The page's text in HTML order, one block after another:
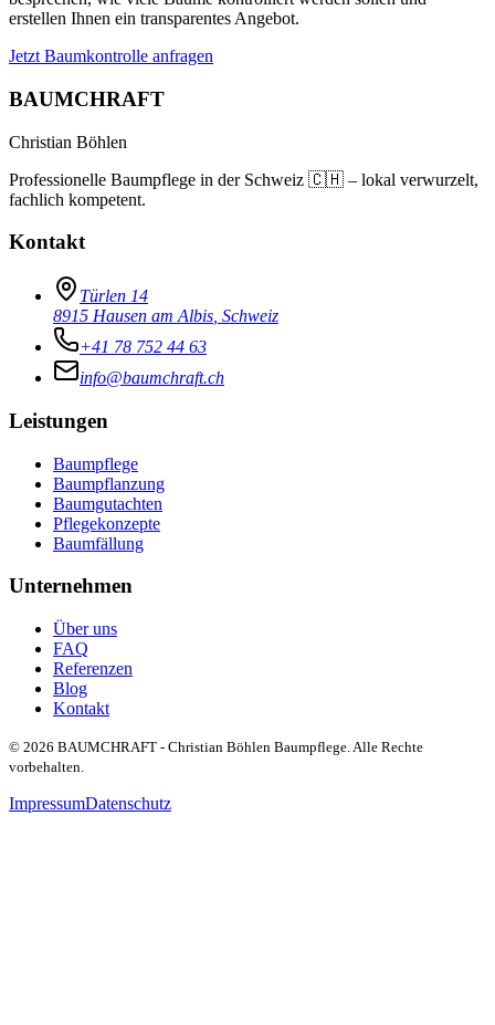
erstellen Ihnen ein transparentes Angebot.
Jetzt Baumkontrolle anfragen
BAUMCHRAFT
Christian Böhlen
Professionelle Baumpflege in der Schweiz 🇨🇭 – lokal verwurzelt,
fachlich kompetent.
Kontakt
Türlen 14
8915 Hausen am Albis Schweiz
+41 78 752 44 63
info@baumchraft.ch
Leistungen
Baumpflege
Baumpflanzung
Baumgutachten
Pflegekonzepte
Baumfällung
Unternehmen
Über uns
FAQ
Referenzen
Blog
Kontakt
© 2026 BAUMCHRAFT - Christian Böhlen Baumpflege. Alle Rechte
vorbehalten.
ImpressumDatenschutz